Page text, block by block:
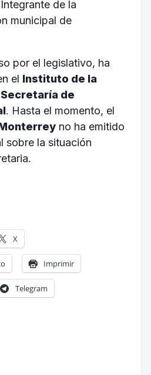
de la
municipal de
por el legislativo, ha
el Instituto de la
Secretaría de
. Hasta el momento, el
no ha emitido
sobre la situación
X
Imprimir
Telegram